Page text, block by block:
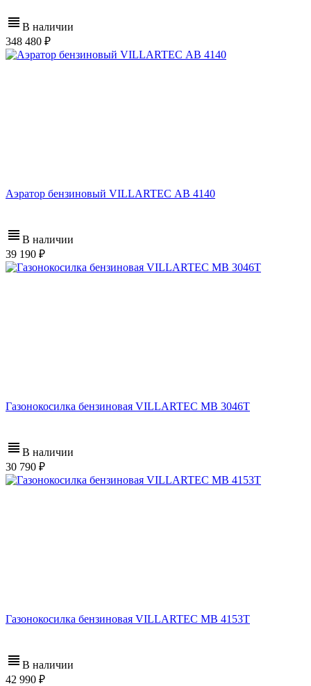
В наличии
348 480
Аэратор бензиновый VILLARTEC АB 4140
В наличии
39 190
Газонокосилка бензиновая VILLARTEC MB 3046T
В наличии
30 790
Газонокосилка бензиновая VILLARTEC MB 4153T
В наличии
42 990